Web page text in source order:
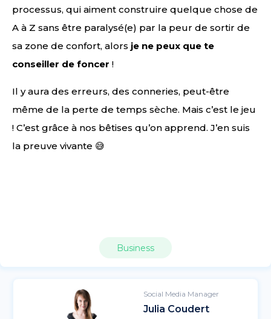
processus, qui aiment construire quelque chose de
A à Z sans être paralysé(e) par la peur de sortir de
sa zone de confort, alors je ne peux que te
conseiller de foncer !
Il y aura des erreurs, des conneries, peut-être
même de la perte de temps sèche. Mais c’est le jeu
! C’est grâce à nos bêtises qu’on apprend. J’en suis
la preuve vivante 😅
Business
Social Media Manager
Julia Coudert